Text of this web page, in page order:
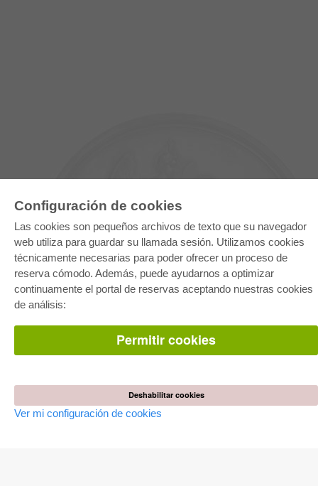
Configuración de cookies
Las cookies son pequeños archivos de texto que su navegador
web utiliza para guardar su llamada sesión. Utilizamos cookies
técnicamente necesarias para poder ofrecer un proceso de
reserva cómodo. Además, puede ayudarnos a optimizar
continuamente el portal de reservas aceptando nuestras cookies
de análisis:
Permitir cookies
Deshabilitar cookies
Ver mi configuración de cookies
E-COLLECTION
Paquete de especialidades
Facilitación de E-Books
Preguntas mas frequentes(FAQ)
Condiciones